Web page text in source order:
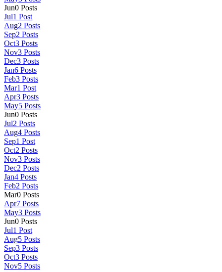
Jun0 Posts
Jul1 Post
Aug2 Posts
Sep2 Posts
Oct3 Posts
Nov3 Posts
Dec3 Posts
Jan6 Posts
Feb3 Posts
Mar1 Post
Apr3 Posts
May5 Posts
Jun0 Posts
Jul2 Posts
Aug4 Posts
Sep1 Post
Oct2 Posts
Nov3 Posts
Dec2 Posts
Jan4 Posts
Feb2 Posts
Mar0 Posts
Apr7 Posts
May3 Posts
Jun0 Posts
Jul1 Post
Aug5 Posts
Sep3 Posts
Oct3 Posts
Nov5 Posts